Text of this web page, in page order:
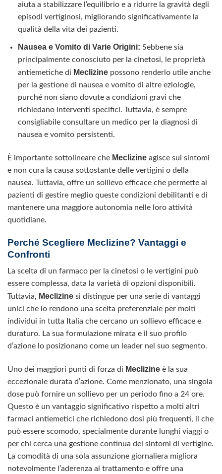
aiuta a stabilizzare l’equilibrio e a ridurre la gravità degli
episodi vertiginosi, migliorando significativamente la
qualità della vita dei pazienti.
Nausea e Vomito di Varie Origini: Sebbene sia
principalmente conosciuto per la cinetosi, le proprietà
antiemetiche di Meclizinepossono renderlo utile anche
per la gestione di nausea e vomito di altre eziologie,
purché non siano dovute a condizioni gravi che
richiedano interventi specifici. Tuttavia, è sempre
consigliabile consultare un medico per la diagnosi di
nausea e vomito persistenti.
È importante sottolineare che Meclizine agisce sui sintomi
e non cura la causa sottostante delle vertigini o della
nausea. Tuttavia, offre un sollievo efficace che permette ai
pazienti di gestire meglio queste condizioni debilitanti e di
mantenere una maggiore autonomia nelle loro attività
quotidiane.
Perché Scegliere Meclizine? Vantaggi e
Confronti
La scelta di un farmaco per la cinetosi o le vertigini può
essere complessa, data la varietà di opzioni disponibili.
Tuttavia, Meclizine si distingue per una serie di vantaggi
unici che lo rendono una scelta preferenziale per molti
individui in tutta Italia che cercano un sollievo efficace e
duraturo. La sua formulazione mirata e il suo profilo
d’azione lo posizionano come un leader nel suo segmento.
Uno dei maggiori punti di forza di Meclizine è la sua
eccezionale durata d’azione. Come menzionato, una singola
dose può fornire un sollievo per un periodo fino a 24 ore.
Questo è un vantaggio significativo rispetto a molti altri
farmaci antiemetici che richiedono dosi più frequenti, il che
può essere scomodo, specialmente durante lunghi viaggi o
per chi cerca una gestione continua dei sintomi di vertigine.
La comodità di una sola assunzione giornaliera migliora
notevolmente l’aderenza al trattamento e offre una